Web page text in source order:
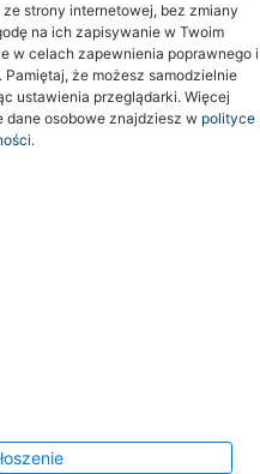
strony internetowej, bez zmiany
na ich zapisywanie w Twoim
w celach zapewnienia poprawnego i
że możesz samodzielnie
ustawienia przeglądarki. Więcej
dane osobowe znajdziesz w polityce